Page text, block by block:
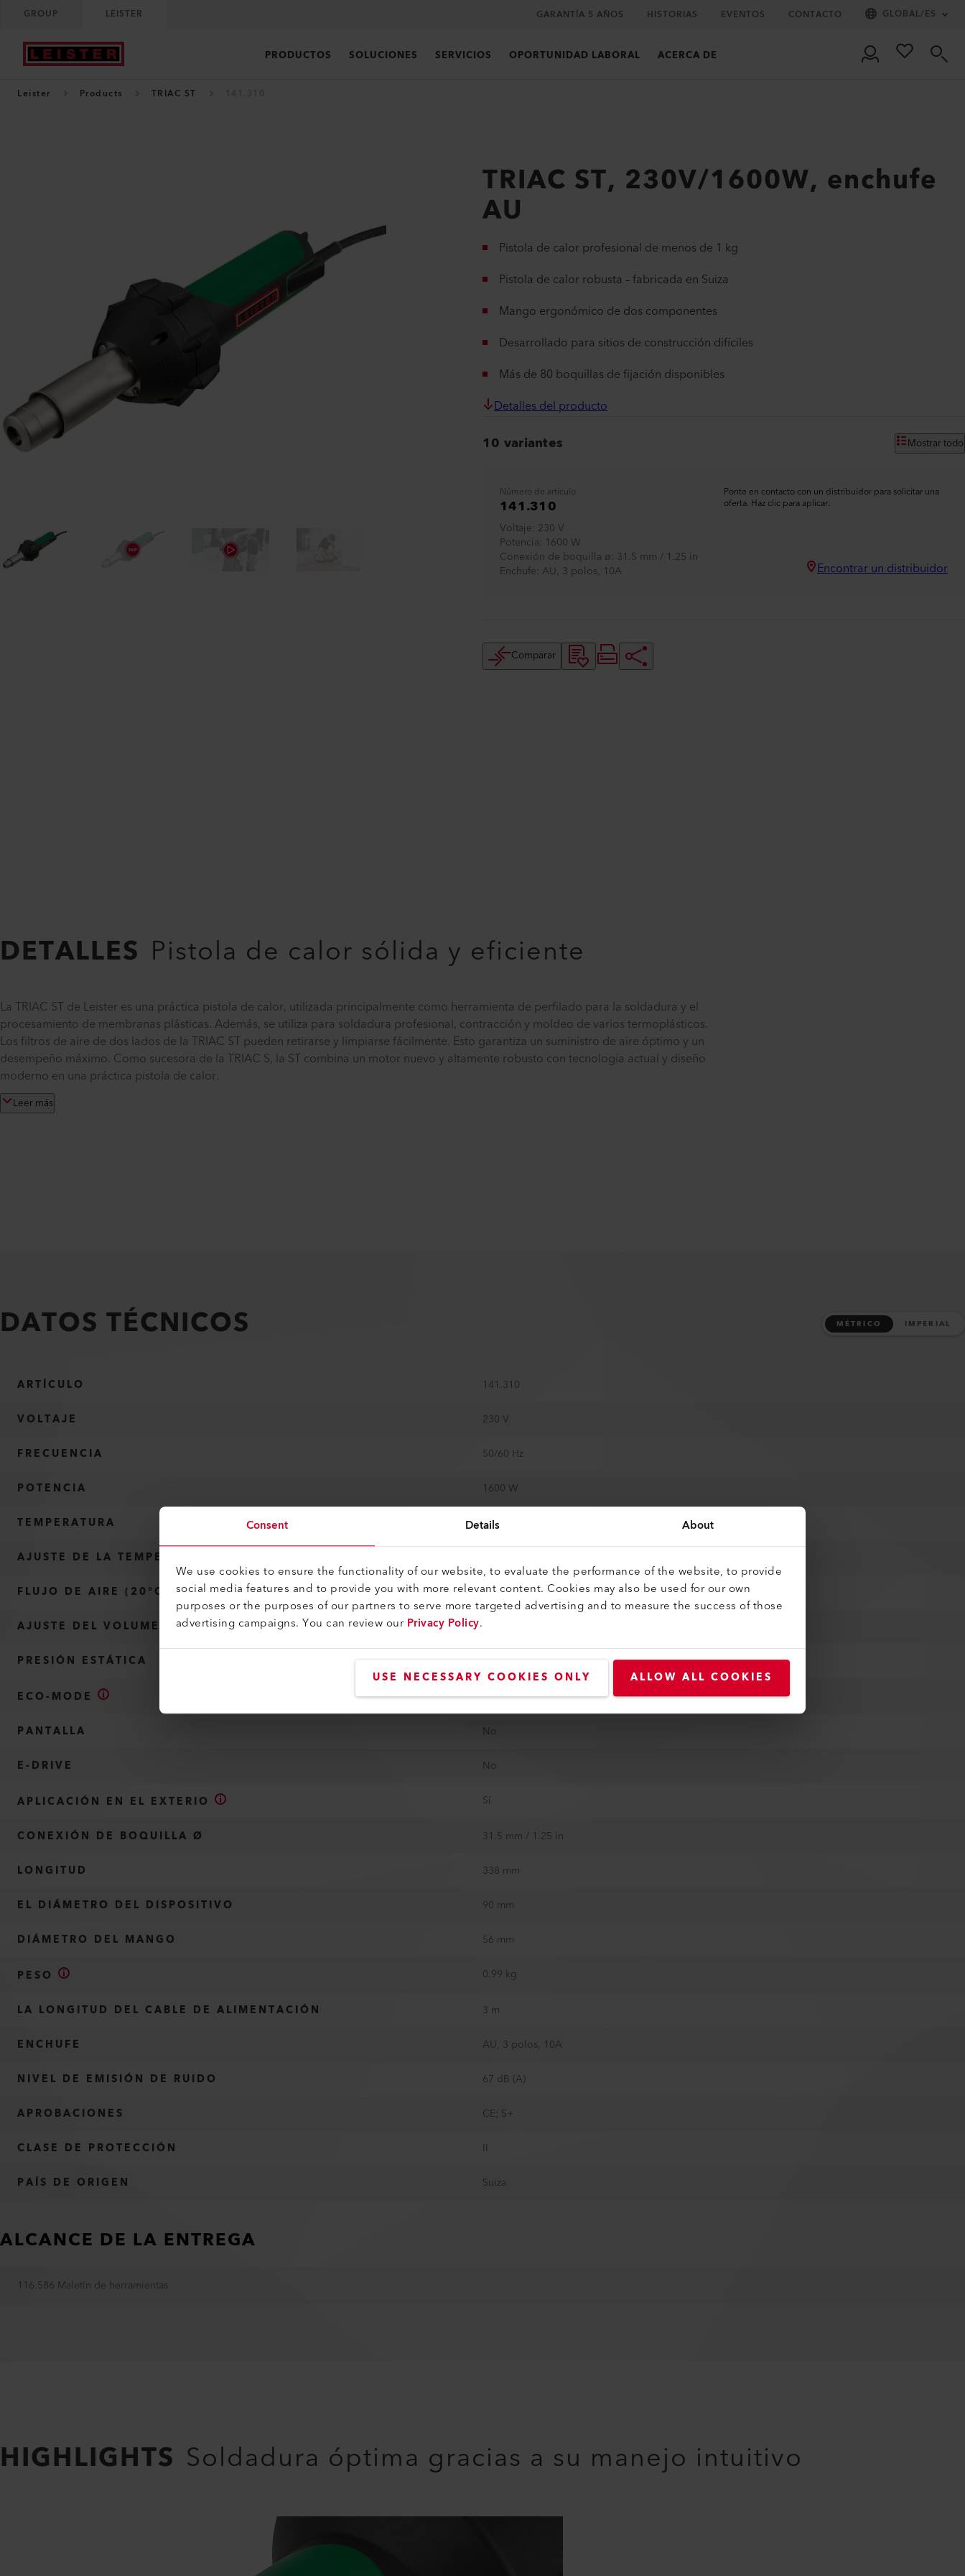
Consent Details About
We use cookies to ensure the functionality of our website, to evaluate the performance of the website, to provide
social media features and to provide you with more relevant content. Cookies may also be used for our own
purposes or the purposes of our partners to serve more targeted advertising and to measure the success of those
advertising campaigns. You can review ourPrivacy Policy.
USE NECESSARY COOKIES ONLY ALLOW ALL COOKIES
GROUP LEISTER GARANTÍA 5 AÑOS HISTORIAS EVENTOS CONTACTO GLOBAL/ES
PRODUCTOS SOLUCIONES SERVICIOS OPORTUNIDAD LABORAL ACERCA DE
Leister Products TRIAC ST
TRIAC ST, 230V/1600W, enchufe
AU
Pistola de calor profesional de menos de 1 kg
Pistola de calor robusta – fabricada en Suiza
Mango ergonómico de dos componentes
Desarrollado para sitios de construcción difíciles
Más de 80 boquillas de fijación disponibles
Detalles del producto
10 variantes Mostrar todo
Número de artículo
141.310
Voltaje 230 V
Potencia 1600 W
Conexión de boquilla ø 31.5 mm / 1.25 in
Enchufe AU, 3 polos, 10A
Ponte en contacto con un distribuidor para solicitar una
oferta. Haz clic para aplicar.
Encontrar un distribuidor
Comparar
DETALLES Pistola de calor sólida y eficiente
La TRIAC ST de Leister es una práctica pistola de calor, utilizada principalmente como herramienta de perfilado para la soldadura y el
procesamiento de membranas plásticas. Además, se utiliza para soldadura profesional, contracción y moldeo de varios termoplásticos.
Los filtros de aire de dos lados de la TRIAC ST pueden retirarse y limpiarse fácilmente. Esto garantiza un suministro de aire óptimo y un
desempeño máximo. Como sucesora de la TRIAC S, la ST combina un motor nuevo y altamente robusto con tecnología actual y diseño
moderno en una práctica pistola de calor.
Leer más
DATOS TÉCNICOS MÉTRICO IMPERIAL
ARTÍCULO
141.310
VOLTAJE
230 V
FRECUENCIA
50/60 Hz
POTENCIA
1600 W
TEMPERATURA
40 - 700 °C
AJUSTE DE LA TEMPERATURA SIN ESCALAS
FLUJO DE AIRE (20°C)
240 l/min
AJUSTE DEL VOLUMEN DE AIRE SIN ESCALAS
PRESIÓN ESTÁTICA
ECO-MODE No
PANTALLA
No
E-DRIVE
No
APLICACIÓN EN EL EXTERIO Sí
CONEXIÓN DE BOQUILLA Ø
31.5 mm / 1.25 in
LONGITUD
338 mm
EL DIÁMETRO DEL DISPOSITIVO
90 mm
DIÁMETRO DEL MANGO
56 mm
PESO 0.99 kg
LA LONGITUD DEL CABLE DE ALIMENTACIÓN
3 m
ENCHUFE
AU, 3 polos, 10A
NIVEL DE EMISIÓN DE RUIDO
67 dB (A)
APROBACIONES
CE; S+
CLASE DE PROTECCIÓN
II
PAÍS DE ORIGEN
Suiza
ALCANCE DE LA ENTREGA
116.586 Maletín de herramientas
HIGHLIGHTS Soldadura óptima gracias a su manejo intuitivo